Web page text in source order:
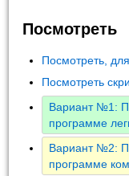
Посмотреть
Посмотреть,
Посмотреть
Вариант №1:
программе
Вариант №2:
программе